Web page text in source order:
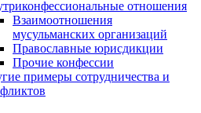
отношения
Взаимоотношения
мусульманских организаций
Православные юрисдикции
Прочие конфессии
примеры сотрудничества и